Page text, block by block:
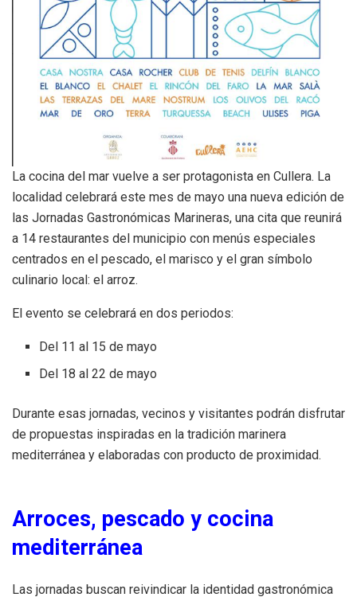
La cocina del mar vuelve a ser protagonista en Cullera. La
localidad celebrará este mes de mayo una nueva edición de
las Jornadas Gastronómicas Marineras, una cita que reunirá
a 14 restaurantes del municipio con menús especiales
centrados en el pescado, el marisco y el gran símbolo
culinario local: el arroz.
El evento se celebrará en dos periodos:
Del 11 al 15 de mayo
Del 18 al 22 de mayo
Durante esas jornadas, vecinos y visitantes podrán disfrutar
de propuestas inspiradas en la tradición marinera
mediterránea y elaboradas con producto de proximidad.
Arroces, pescado y cocina
mediterránea
Las jornadas buscan reivindicar la identidad gastronómica